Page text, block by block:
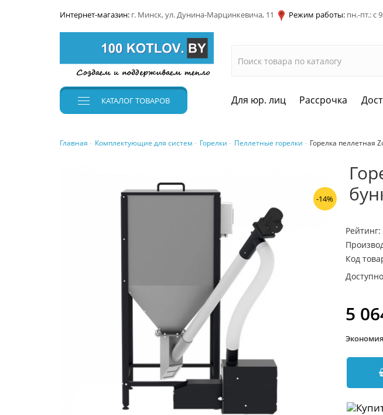
Интернет-магазин: г. Минск, ул. Дунина-Марцинкевича, 11 Режим работы: пн.-пт.: с
КАТАЛОГТОВАРОВ Для юр. лиц Рассрочка
Главная Комплектующие для систем Горелки Пеллетные горелки Горелка пеллетная
-14%
Рейтинг:
Код
5
Экономия